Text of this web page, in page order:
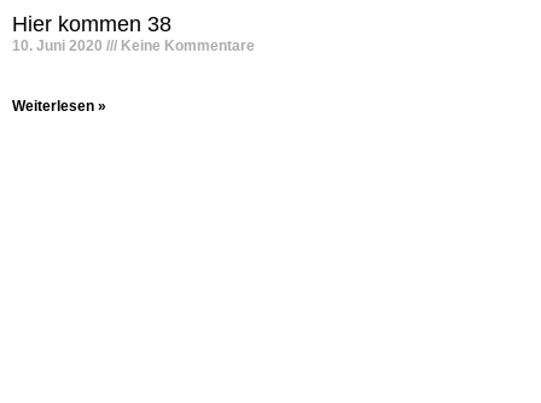
Hier kommen 38
10. Juni 2020 Keine Kommentare
Weiterlesen »